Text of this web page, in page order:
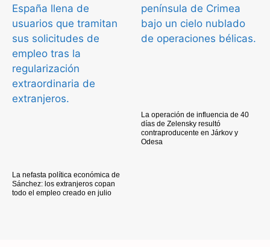
La nefasta política económica de
Sánchez: los extranjeros copan
todo el empleo creado en julio
La operación de influencia de 40
días de Zelensky resultó
contraproducente en Járkov y
Odesa